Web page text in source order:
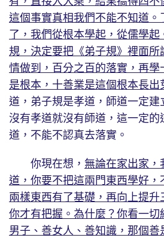
這個事實真相我們不能不知道。
了，我們從根本學起，從儒學
規，決定要把《弟子規》裡面
情做到，百分之百的落實，再
是根本，十善業是這個根本長出
道，弟子規是孝道，師道一定建
沒有孝道就沒有師道，這一定的
道，不能不認真去落實。
你現在想， 無論在家出家，
道，你要不把這兩門東西學好，
兩樣東西有了基礎，再向上提升
你才有把握。為什麼？你看一切
男子、善女人、善知識，那個善